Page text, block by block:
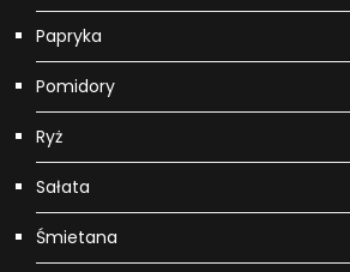
Papryka
Pomidory
Ryż
Sałata
Śmietana